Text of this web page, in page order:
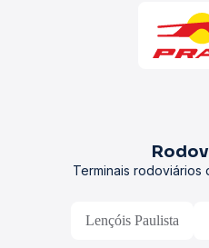
Terminais rodoviários
Lençóis Paulista